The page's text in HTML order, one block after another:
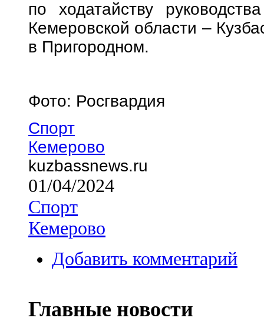
по ходатайству
Кемеровской области –
в Пригородном.
Фото: Росгвардия
Спорт
Кемерово
kuzbassnews.ru
01/04/2024
Спорт
Кемерово
Добавить комментарий
Главные новости